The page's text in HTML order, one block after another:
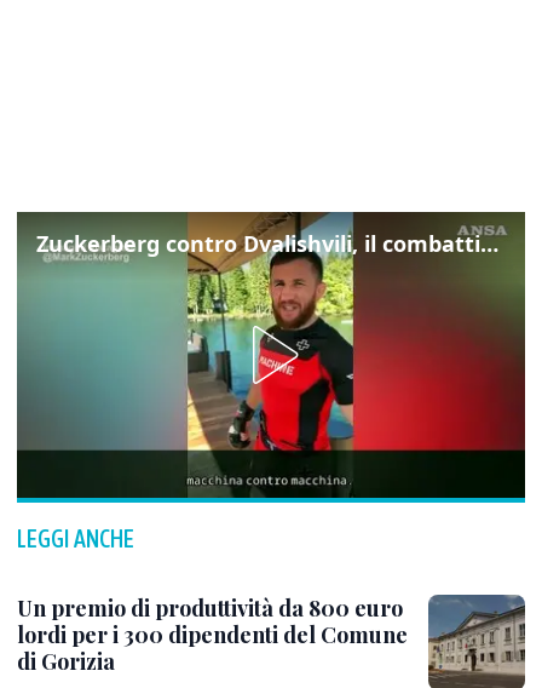
Zuckerberg contro Dvalishvili, il combattimento in mezzo a un lago
LEGGI ANCHE
Un premio di produttività da 800 euro
lordi per i 300 dipendenti del Comune
di Gorizia